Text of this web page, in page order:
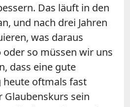
Das läuft in den
und nach drei Jahren
was daraus
oder so müssen wir uns
dass eine gute
heute oftmals fast
Glaubenskurs sein